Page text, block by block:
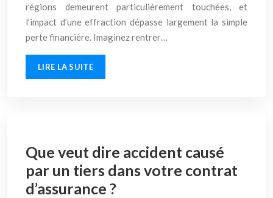
régions demeurent particulièrement touchées, et
l’impact d’une effraction dépasse largement la simple
perte financière. Imaginez rentrer…
LIRE LA SUITE
Que veut dire accident causé
par un tiers dans votre contrat
d’assurance ?